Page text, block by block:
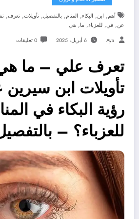
أهم, ابن, البكاء, المنام, بالتفصيل, تأويلات, تعرف,
عن, في, للعزباء, ما, هي
Aya 6 أبريل، 2025 0 تعليقات
تعرف علي – ما
تأويلات ابن
رؤية البكاء في
للعزباء؟ –